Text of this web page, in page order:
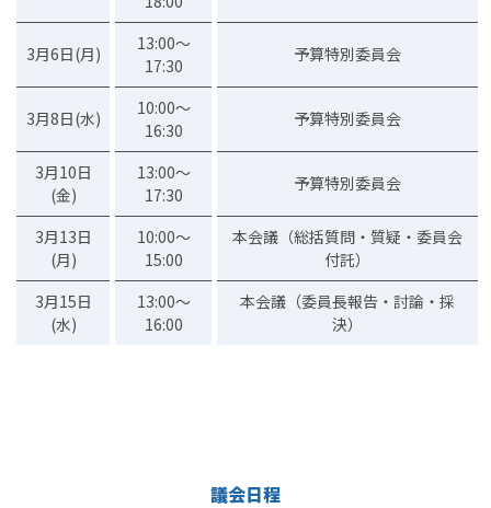
3月6日(月)
13:00～
17:30
予算特別委員会
3月8日(水)
10:00～
16:30
予算特別委員会
3月10日
(金)
13:00～
17:30
予算特別委員会
3月13日
(月)
10:00～
15:00
本会議（総括質問・質疑・委員会
付託）
3月15日
(水)
13:00～
16:00
本会議（委員長報告・討論・採
決）
議会日程